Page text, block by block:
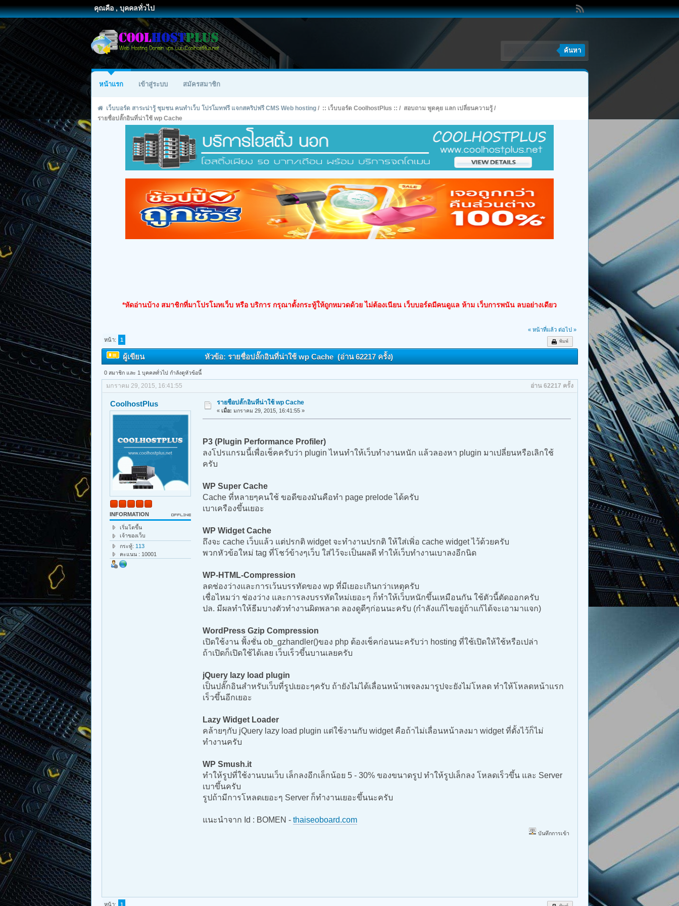
คุณคือ , บุคคลทั่วไป
ค้นหา
หน้าแรก เข้าสู่ระบบ สมัครสมาชิก
เว็บบอร์ด สาระน่ารู้ ชุมชน คนทำเว็บ โปรโมทฟรี แจกสคริปฟรี CMS Web hosting/ :: เว็บบอร์ด CoolhostPlus :: / สอบถาม พูดคุย แลก เปลี่ยนความรู้/
รายชื่อปลั๊กอินที่น่าใช้ wp Cache
*หัดอ่านบ้าง สมาชิกที่มาโปรโมทเว็บ หรือ บริการ กรุณาตั้งกระทู้ให้ถูกหมวดด้วย ไม่ต้องเนียน เว็บบอร์ดมีคนดูแล ห้าม เว็บการพนัน ลบอย่างเดียว
« หน้าที่แล้ว ต่อไป »
พิมพ์
หน้า: 1
ผู้เขียน หัวข้อ: รายชื่อปลั๊กอินที่น่าใช้ wp Cache (อ่าน 62217 ครั้ง)
0 สมาชิก และ 1 บุคคลทั่วไป กำลังดูหัวข้อนี้
มกราคม 29, 2015, 16:41:55 อ่าน 62217 ครั้ง
CoolhostPlus
INFORMATION
เริ่มโตขึ้น
เจ้าของเว็บ
กระทู้: 113
คะแนน : 10001
รายชื่อปลั๊กอินที่น่าใช้ wp Cache
«เมื่อ: มกราคม 29, 2015, 16:41:55 »
P3 (Plugin Performance Profiler)
ลงโปรแกรมนี้เพื่อเช็คครับว่า plugin ไหนทำให้เว็บทำงานหนัก แล้วลองหา plugin มาเปลี่ยนหรือเลิกใช้
ครับ
WP Super Cache
Cache ที่หลายๆคนใช้ ขอดีของมันคือทำ page prelode ได้ครับ
เบาเครืองขึ้นเยอะ
WP Widget Cache
ถึงจะ cache เว็บแล้ว แต่ปรกติ widget จะทำงานปรกติ ให้ใส่เพิ่อ cache widget ไว้ด้วยครับ
พวกหัวข้อใหม่ tag ที่โชว์ข้างๆเว็บ ใส่ไว้จะเป็นผลดี ทำให้เว็บทำงานเบาลงอีกนิด
WP-HTML-Compression
ลดช่องว่างและการเว้นบรรทัดของ wp ที่มีเยอะเกินกว่าเหตุครับ
เชื่อไหมว่า ช่องว่าง และการลงบรรทัดใหม่เยอะๆ ก็ทำให้เว็บหนักขึ้นเหมือนกัน ใช้ตัวนี้ตัดออกครับ
ปล. มีผลทำให้ธีมบางตัวทำงานผิดพลาด ลองดูดีๆก่อนนะครับ (กำลังแก้ไขอยู่ถ้าแก้ได้จะเอามาแจก)
WordPress Gzip Compression
เปิดใช้งาน ฟั้งชั่น ob_gzhandler()ของ php ต้องเช็คก่อนนะครับว่า hosting ที่ใช้เปิดให้ใช้หรือเปล่า
ถ้าเปิดก็เปิดใช้ได้เลย เว็บเร็วขึ้นบานเลยครับ
jQuery lazy load plugin
เป็นปลั๊กอินสำหรับเว็บที่รูปเยอะๆครับ ถ้ายังไม่ได้เลื่อนหน้าเพจลงมารูปจะยังไม่โหลด ทำให้โหลดหน้าแรก
เร็วขึ้นอีกเยอะ
Lazy Widget Loader
คล้ายๆกับ jQuery lazy load plugin แต่ใช้งานกับ widget คือถ้าไม่เลื่อนหน้าลงมา widget ที่ตั้งไว้ก็ไม่
ทำงานครับ
WP Smush.it
ทำให้รูปที่ใช้งานบนเว็บ เล็กลงอีกเล็กน้อย 5 - 30% ของขนาดรูป ทำให้รูปเล็กลง โหลดเร็วขึ้น และ Server
เบาขึ้นครับ
รูปถ้ามีการโหลดเยอะๆ Server ก็ทำงานเยอะขึ้นนะครับ
แนะนำจาก Id : BOMEN -thaiseoboard.com
บันทึกการเข้า
หน้า: 1